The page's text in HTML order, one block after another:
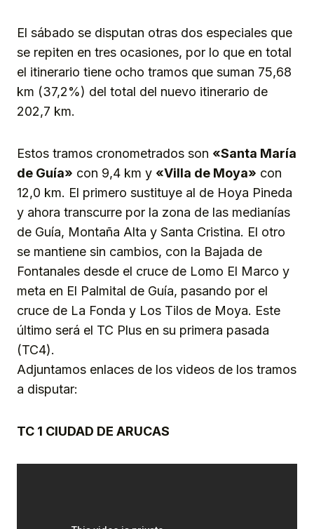
El sábado se disputan otras dos especiales que
se repiten en tres ocasiones, por lo que en total
el itinerario tiene ocho tramos que suman 75,68
km (37,2%) del total del nuevo itinerario de
202,7 km.
Estos tramos cronometrados son «Santa María
de Guía» con 9,4 km y «Villa de Moya» con
12,0 km. El primero sustituye al de Hoya Pineda
y ahora transcurre por la zona de las medianías
de Guía, Montaña Alta y Santa Cristina. El otro
se mantiene sin cambios, con la Bajada de
Fontanales desde el cruce de Lomo El Marco y
meta en El Palmital de Guía, pasando por el
cruce de La Fonda y Los Tilos de Moya. Este
último será el TC Plus en su primera pasada
(TC4).
Adjuntamos enlaces de los videos de los tramos
a disputar:
TC 1 CIUDAD DE ARUCAS